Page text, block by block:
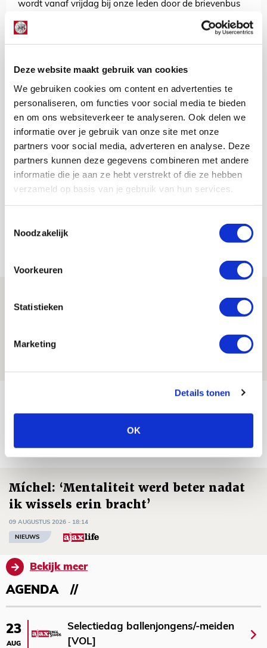
Deze website maakt gebruik van cookies
We gebruiken cookies om content en advertenties te
personaliseren, om functies voor social media te bieden
en om ons websiteverkeer te analyseren. Ook delen we
informatie over je gebruik van onze site met onze
partners voor social media, adverteren en analyse. Deze
partners kunnen deze gegevens combineren met andere
informatie die je aan ze hebt verstrekt of die ze hebben
verzameld op basis van je gebruik van hun services.
Noodzakelijk
Voorkeuren
Statistieken
Marketing
Details tonen
OK
wordt vanaf vrijdag bij onze leden door de brievenbus
Wil jij het magazine ontvangen en profiteren van
AANBEVOLEN
Ajax Life 8: Maurits Hendriks
laat van zich horen
Mike van Damme
Bekijk alle berichten van Mike van
Damme
Reisverslag PEC-uit: geregisseerde
operatie onderweg naar
09 AUGUSTUS 2026 - 18:53
Brandt heeft veel vertrouwen in Ajax
dat steeds beter wordt
NIEUWS
Míchel: ‘Mentaliteit werd beter nadat
ik wissels erin bracht’
09 AUGUSTUS 2026 - 18:14
NIEUWS
Bekijk meer
AGENDA
23
AUG
Selectiedag ballenjongens/-meiden
[VOL]